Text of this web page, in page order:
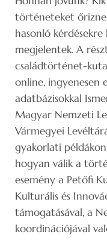
történeteket
hasonló
megjelentek. A
családtörténet-
online, ingyenesen
adatbázisokkal
Magyar Nemzeti
Vármegyei
gyakorlati
hogyan válik a
esemény a Petőfi
Kulturális és
támogatásával, a
koordinációjával